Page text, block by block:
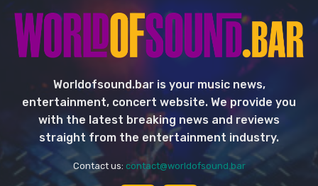
Worldofsound.bar is your music news,
entertainment, concert website. We provide you
with the latest breaking news and reviews
straight from the entertainment industry.
Contact us: contact@worldofsound.bar